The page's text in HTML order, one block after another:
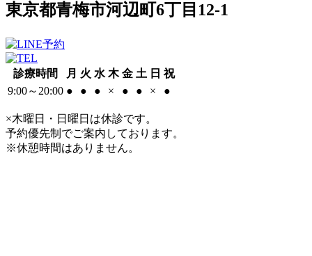
東京都青梅市河辺町6丁目12-1
診療時間 月 火 水 木 金 土 日 祝
9:00～20:00 ● ● ● × ● ● × ●
×木曜日・日曜日は休診です。
予約優先制でご案内しております。
※休憩時間はありません。